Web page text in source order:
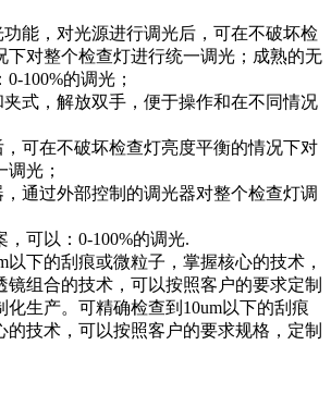
能，对光源进行调光后，可在不破坏检
下对整个检查灯进行统一调光；成熟的无
100%的调光；
式，解放双手，便于操作和在不同情况
可在不破坏检查灯亮度平衡的情况下对
光；
通过外部控制的调光器对整个检查灯调
可以：0-100%的调光.
以下的刮痕或微粒子，掌握核心的技术，
镜组合的技术，可以按照客户的要求定制
化生产。可精确检查到10um以下的刮痕
的技术，可以按照客户的要求规格，定制